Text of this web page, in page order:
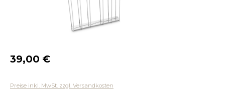
Regulärer Preis:
39,00 €
Preise inkl. MwSt. zzgl. Versandkosten